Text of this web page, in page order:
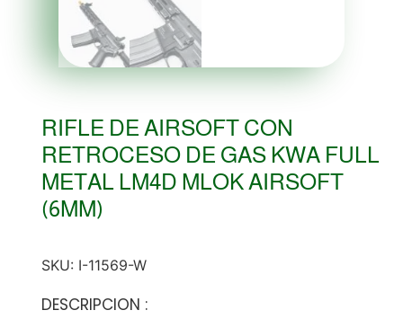
RIFLE DE AIRSOFT CON
RETROCESO DE GAS KWA FULL
METAL LM4D MLOK AIRSOFT
(6MM)
SKU: I-11569-W
DESCRIPCION :